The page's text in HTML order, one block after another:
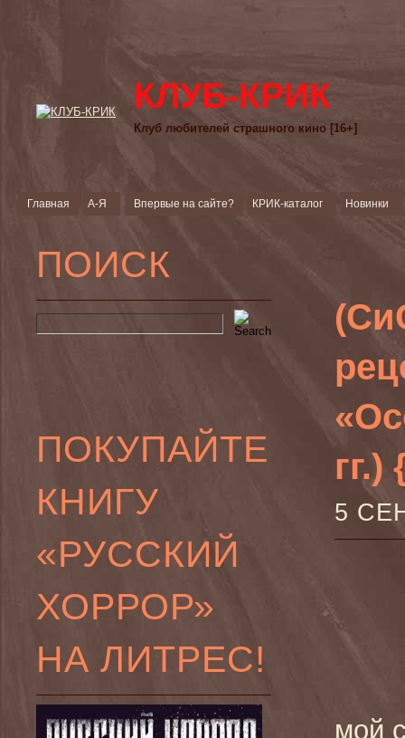
КЛУБ-КРИК
Клуб любителей страшного кино [16+]
Главная А-Я Впервые на сайте? КРИК-каталог Новинки
ПОИСК
ПОКУПАЙТЕ
КНИГУ
«РУССКИЙ
ХОРРОР»
НА ЛИТРЕС!
гг.)
5
мой